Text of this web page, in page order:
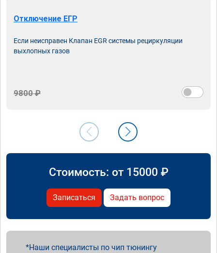
Отключение ЕГР
Если неисправен Клапан EGR системы рециркуляции
выхлопных газов
9800 ₽
Стоимость: от 15000 ₽
Записаться Задать вопрос
Наши специалисты по чип тюнингу